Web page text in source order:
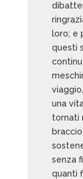
loro; e
questi
una
tornati
senza
quanti